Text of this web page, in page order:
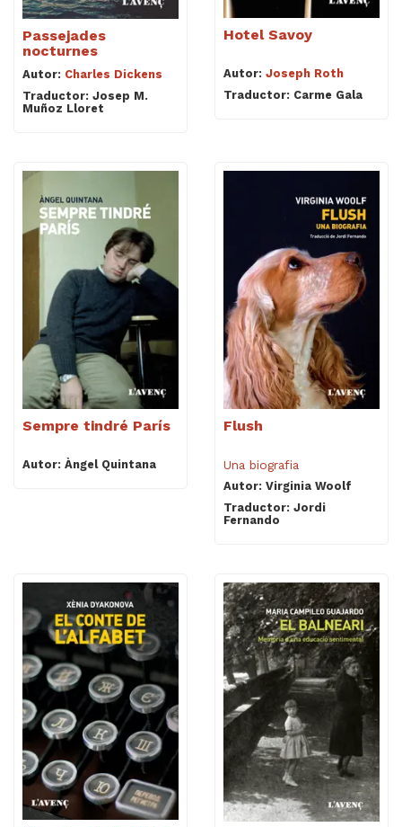
Passejades
nocturnes
Autor: Charles Dickens
Traductor: Josep M.
Muñoz Lloret
Hotel Savoy
Autor: Joseph Roth
Traductor: Carme Gala
Sempre tindré París
Autor: Àngel Quintana
Flush
Una biografia
Autor: Virginia Woolf
Traductor: Jordi
Fernando